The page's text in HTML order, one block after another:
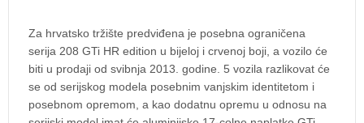
Za hrvatsko tržište predviđena je posebna ograničena
serija 208 GTi HR edition u bijeloj i crvenoj boji, a vozilo će
biti u prodaji od svibnja 2013. godine. 5 vozila razlikovat će
se od serijskog modela posebnim vanjskim identitetom i
posebnom opremom, a kao dodatnu opremu u odnosu na